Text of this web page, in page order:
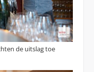
de uitslag toe